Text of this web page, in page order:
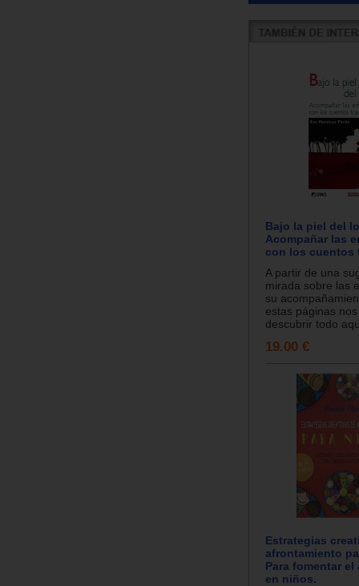
Bajo la piel del
Acompañar las
con los cuentos
A partir de una
mirada sobre las
su
estas páginas
descubrir todo
19.00 €
Estrategias
afrontamiento
Para fomentar
en niños.